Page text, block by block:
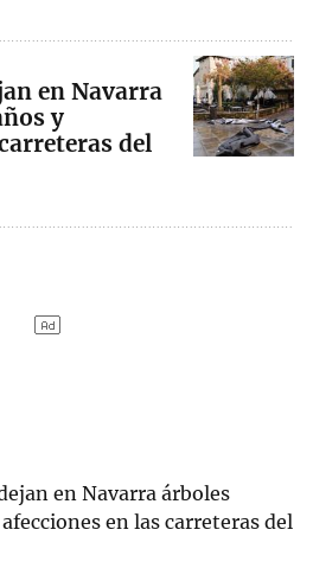
en Navarra
y
del
en Navarra árboles
en las carreteras del